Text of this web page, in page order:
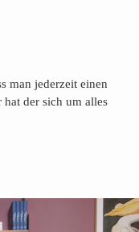
man jederzeit einen
der sich um alles